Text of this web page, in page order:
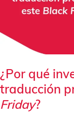
¿Por qué
traducción
Friday?
traducción
este